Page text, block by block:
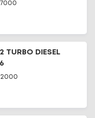
TURBO DIESEL